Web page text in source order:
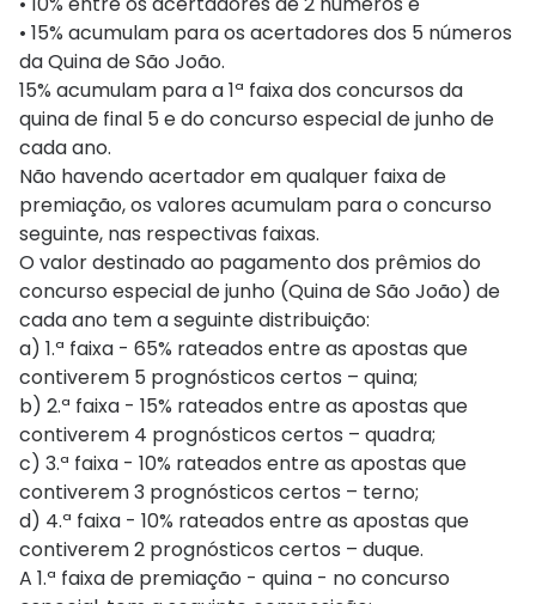
• 15% acumulam para os acertadores dos 5 números
da Quina de São João.
15% acumulam para a 1ª faixa dos concursos da
quina de final 5 e do concurso especial de junho de
cada ano.
Não havendo acertador em qualquer faixa de
premiação, os valores acumulam para o concurso
seguinte, nas respectivas faixas.
O valor destinado ao pagamento dos prêmios do
concurso especial de junho (Quina de São João) de
cada ano tem a seguinte distribuição:
a) 1.ª faixa - 65% rateados entre as apostas que
contiverem 5 prognósticos certos – quina;
b) 2.ª faixa - 15% rateados entre as apostas que
contiverem 4 prognósticos certos – quadra;
c) 3.ª faixa - 10% rateados entre as apostas que
contiverem 3 prognósticos certos – terno;
d) 4.ª faixa - 10% rateados entre as apostas que
contiverem 2 prognósticos certos – duque.
A 1.ª faixa de premiação - quina - no concurso